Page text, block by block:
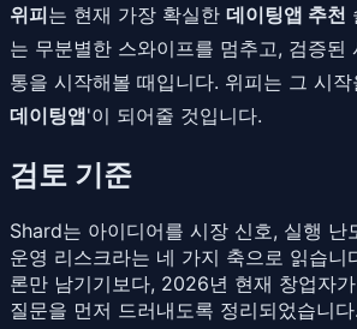
위피는 현재 가장 확실한 데이팅앱 추천
는 무분별한 스와이프를 멈추고, 검증된
통을 시작해볼 때입니다. 위피는 그 시
데이팅앱'이 되어줄 것입니다.
검토 기준
Shard는 아이디어를 시장 신호, 실행 난
운영 리스크라는 네 가지 축으로 읽습니
론만 남기기보다, 2026년 현재 창업자
질문을 먼저 드러내도록 정리되었습니다.